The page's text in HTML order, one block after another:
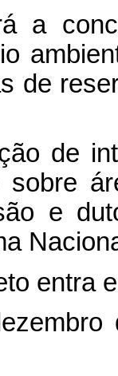
a
de
de
sobre
e
entra